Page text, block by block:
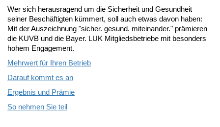
Wer sich herausragend um die Sicherheit und Gesundheit
seiner Beschäftigten kümmert, soll auch etwas davon haben:
Mit der Auszeichnung "sicher. gesund. miteinander." prämieren
die KUVB und die Bayer. LUK Mitgliedsbetriebe mit besonders
hohem Engagement.
Mehrwert für Ihren Betrieb
Darauf kommt es an
Ergebnis und Prämie
So nehmen Sie teil